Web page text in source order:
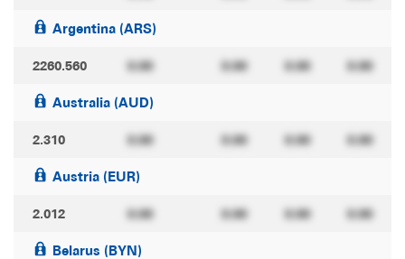
Argentina (ARS)
2260.560 0.00 0.00 0.00 0.00
Australia (AUD)
2.310 0.00 0.00 0.00 0.00
Austria (EUR)
2.012 0.00 0.00 0.00 0.00
Belarus (BYN)